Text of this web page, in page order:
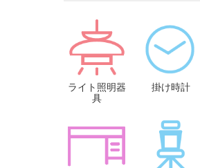
ライト照明器
具
掛け時計